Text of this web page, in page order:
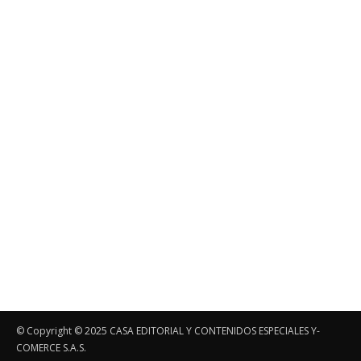
© Copyright ©️ 2025 CASA EDITORIAL Y CONTENIDOS ESPECIALES Y-
COMERCE S.A.S.